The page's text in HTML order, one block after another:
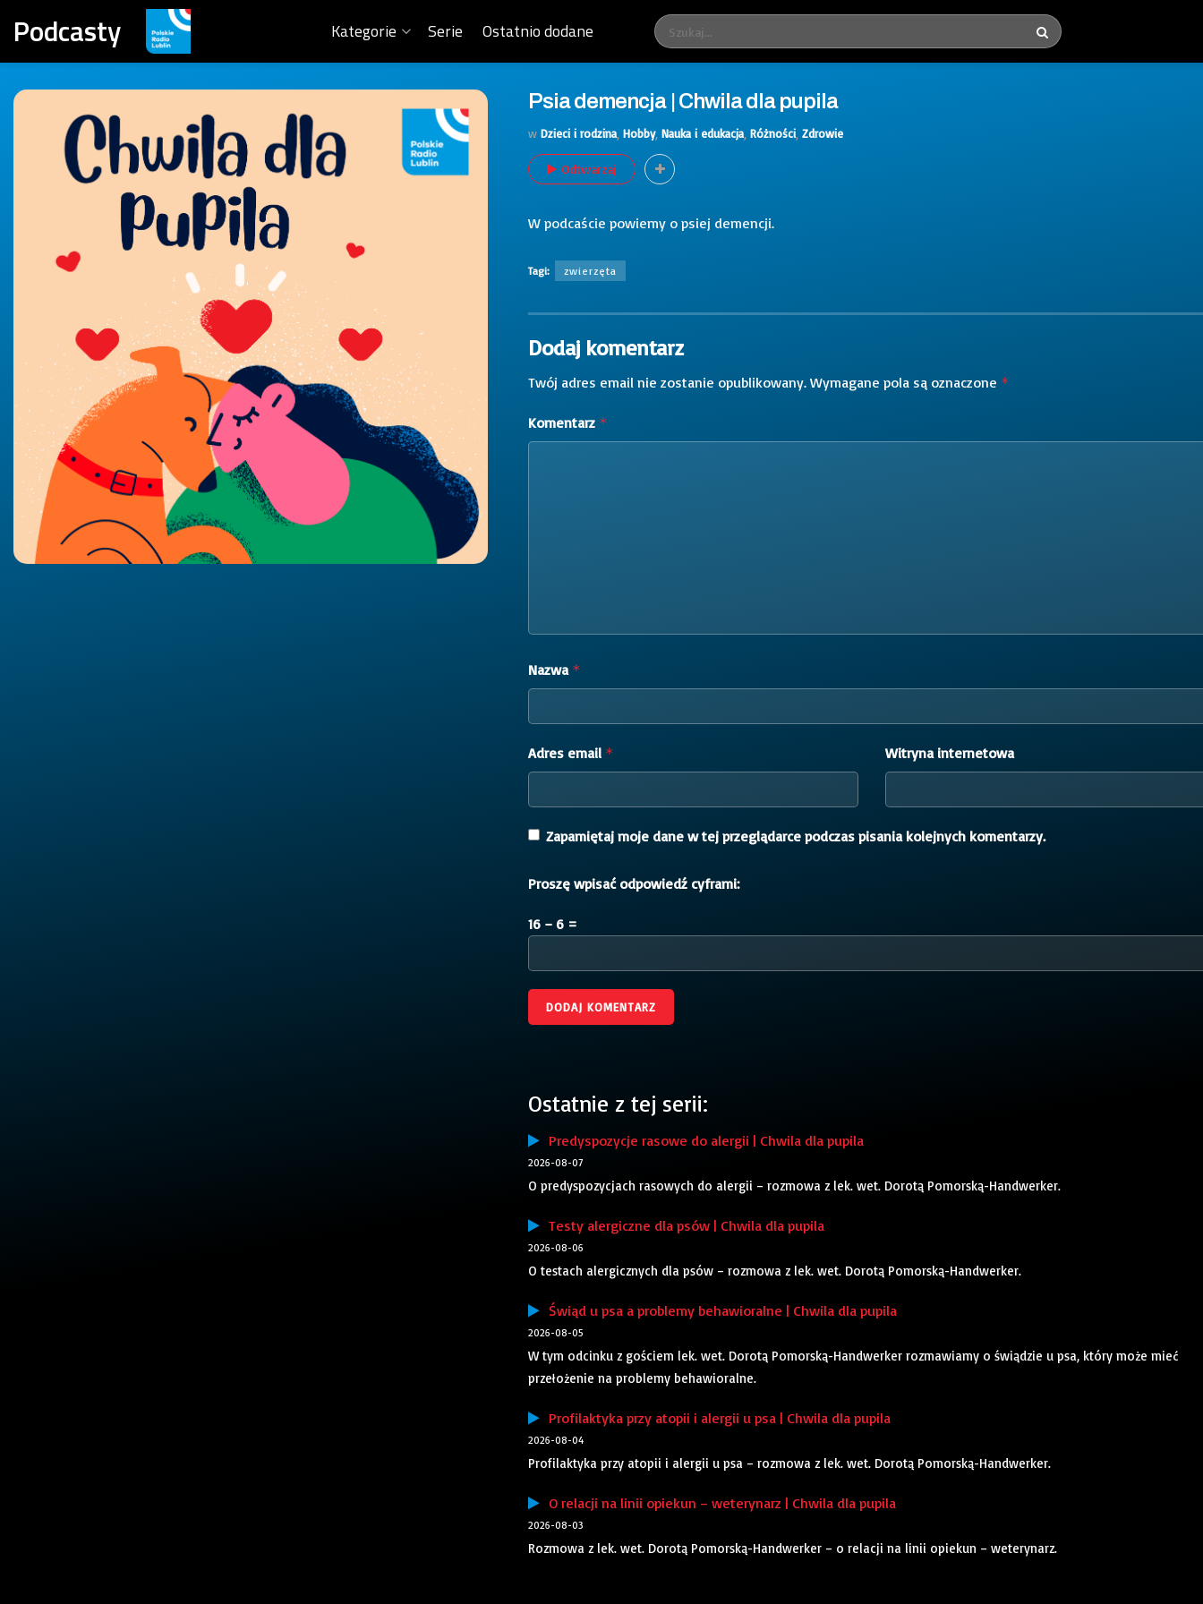
Podcasty Kategorie Serie Ostatnio dodane
Psia demencja | Chwila dla pupila
w Dzieci i rodzina Hobby, Nauka i edukacja Różności Zdrowie
Odtwarzaj
W podcaście powiemy o psiej demencji.
Tagi: zwierzęta
Dodaj komentarz
Twój adres email nie zostanie opublikowany. Wymagane pola są oznaczone *
Komentarz *
Nazwa *
Adres email * Witryna internetowa
Zapamiętaj moje dane w tej przeglądarce podczas pisania kolejnych komentarzy.
Proszę wpisać odpowiedź cyframi:
16 − 6 =
Ostatnie z tej serii:
Predyspozycje rasowe do alergii | Chwila dla pupila
2026-08-07
O predyspozycjach rasowych do alergii – rozmowa z lek. wet. Dorotą Pomorską-Handwerker.
Testy alergiczne dla psów | Chwila dla pupila
2026-08-06
O testach alergicznych dla psów – rozmowa z lek. wet. Dorotą Pomorską-Handwerker.
Świąd u psa a problemy behawioralne | Chwila dla pupila
2026-08-05
W tym odcinku z gościem lek. wet. Dorotą Pomorską-Handwerker rozmawiamy o świądzie u psa, który może mieć
przełożenie na problemy behawioralne.
Profilaktyka przy atopii i alergii u psa | Chwila dla pupila
2026-08-04
Profilaktyka przy atopii i alergii u psa – rozmowa z lek. wet. Dorotą Pomorską-Handwerker.
O relacji na linii opiekun – weterynarz | Chwila dla pupila
2026-08-03
Rozmowa z lek. wet. Dorotą Pomorską-Handwerker – o relacji na linii opiekun – weterynarz.